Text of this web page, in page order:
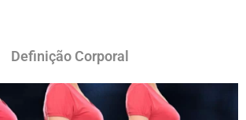
Definição Corporal